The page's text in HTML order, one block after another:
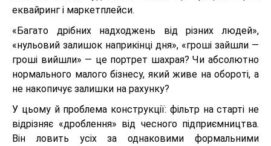
еквайринг і маркетплейси.
«Багато дрібних надходжень від різних людей»,
«нульовий залишок наприкінці дня», «гроші зайшли —
гроші вийшли» — це портрет шахрая? Чи абсолютно
нормального малого бізнесу, який живе на обороті, а
не накопичує залишки на рахунку?
У цьому й проблема конструкції: фільтр на старті не
відрізняє «дроблення» від чесного підприємництва.
Він ловить усіх за однаковими формальними